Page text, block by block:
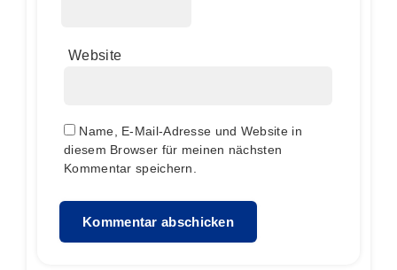
Website
Name, E-Mail-Adresse und Website in
diesem Browser für meinen nächsten
Kommentar speichern.